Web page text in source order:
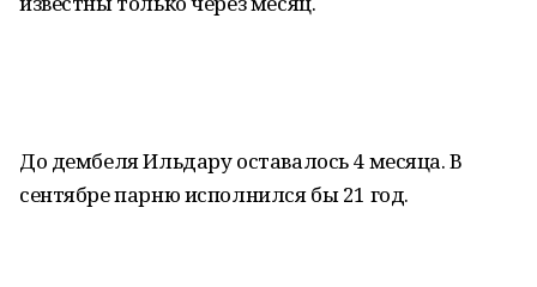
До дембеля Ильдару оставалось 4 месяца. В
сентябре парню исполнился бы 21 год.